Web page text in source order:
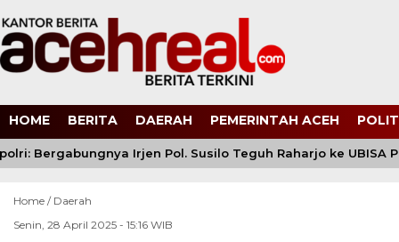
HOME BERITA DAERAH PEMERINTAH ACEH
Bergabungnya Irjen Pol. Susilo Teguh Raharjo ke UBISA
Home / Daerah
Senin, 28 April 2025 - 15:16 WIB